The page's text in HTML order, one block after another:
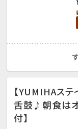
【YUMIHAステ
舌鼓♪朝食は
付】